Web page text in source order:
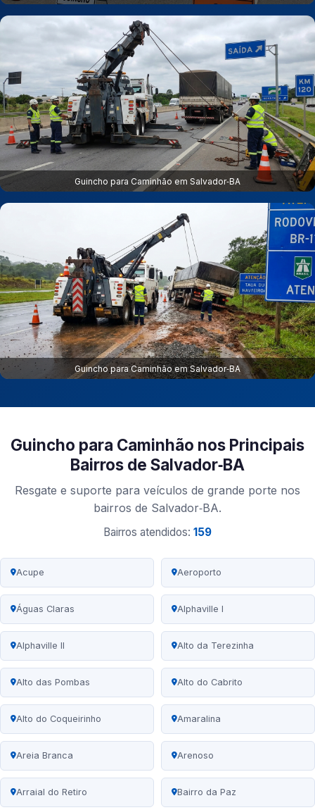
Guincho para Caminhão em Salvador‑BA
Guincho para Caminhão em Salvador‑BA
Guincho para Caminhão nos Principais
Bairros de Salvador‑BA
Resgate e suporte para veículos de grande porte nos
bairros de Salvador‑BA.
Bairros atendidos: 159
Acupe Aeroporto
Águas Claras Alphaville I
Alphaville II Alto da Terezinha
Alto das Pombas Alto do Cabrito
Alto do Coqueirinho Amaralina
Areia Branca Arenoso
Arraial do Retiro Bairro da Paz